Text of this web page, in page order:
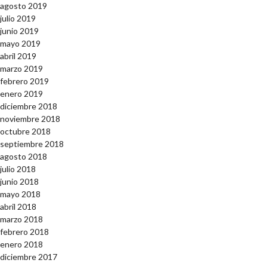
agosto 2019
julio 2019
junio 2019
mayo 2019
abril 2019
marzo 2019
febrero 2019
enero 2019
diciembre 2018
noviembre 2018
octubre 2018
septiembre 2018
agosto 2018
julio 2018
junio 2018
mayo 2018
abril 2018
marzo 2018
febrero 2018
enero 2018
diciembre 2017